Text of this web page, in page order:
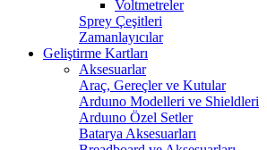
Voltmetreler
Sprey Çeşitleri
Zamanlayıcılar
Geliştirme Kartları
Aksesuarlar
Araç, Gereçler ve Kutular
Arduıno Modelleri ve Shieldleri
Arduıno Özel Setler
Batarya Aksesuarları